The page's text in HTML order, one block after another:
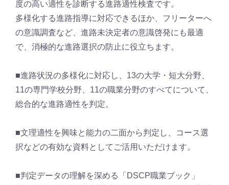
度の高い適性を診断する進路適性検査です。
多様化する進路指導に対応できるほか、フリーターへ
の意識調査など、進路未決定者の意識啓発にも最適
で、消極的な進路選択の防止に役立ちます。
■進路状況の多様化に対応し、13の大学・短大分野、
11の専門学校分野、11の職業分野のすべてについて、
総合的な進路適性を判定。
■文理適性を興味と能力の二面から判定し、コース選
択などの有効な資料としてご活用いただけます。
■判定データの理解を深める「DSCP職業ブック」